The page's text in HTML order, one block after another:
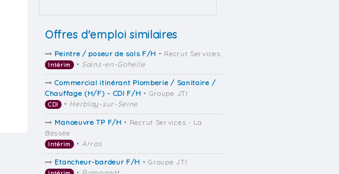
Offres d'emploi similaires
Peintre / poseur de sols F/H • Recrut Services
Intérim • Sains-en-Gohelle
Commercial itinérant Plomberie / Sanitaire /
Chauffage (H/F) - CDI F/H • Groupe JTI
CDI • Herblay-sur-Seine
Manoeuvre TP F/H • Recrut Services - La
Bassée
Intérim •Arras
Etancheur-bardeur F/H • Groupe JTI